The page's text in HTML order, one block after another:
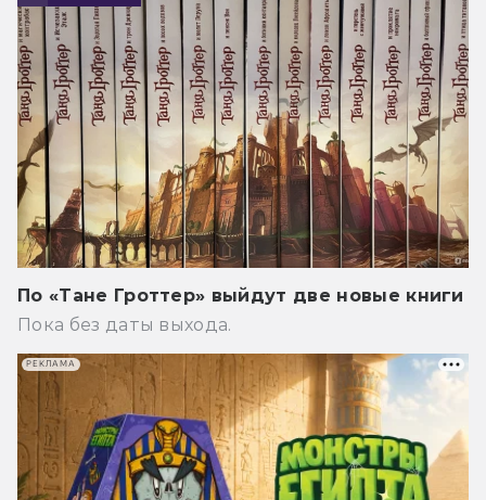
По «Тане Гроттер» выйдут две новые книги
Пока без даты выхода.
РЕКЛАМА